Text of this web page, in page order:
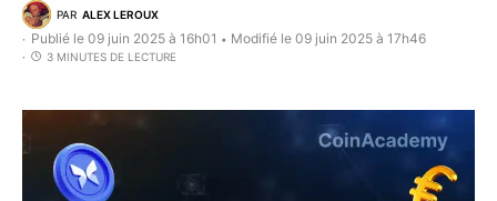
PAR ALEX LEROUX
Publié le 09 juin 2025 à 16h01 • Modifié le 09 juin 2025 à 17h46
3 MINUTES DE LECTURE